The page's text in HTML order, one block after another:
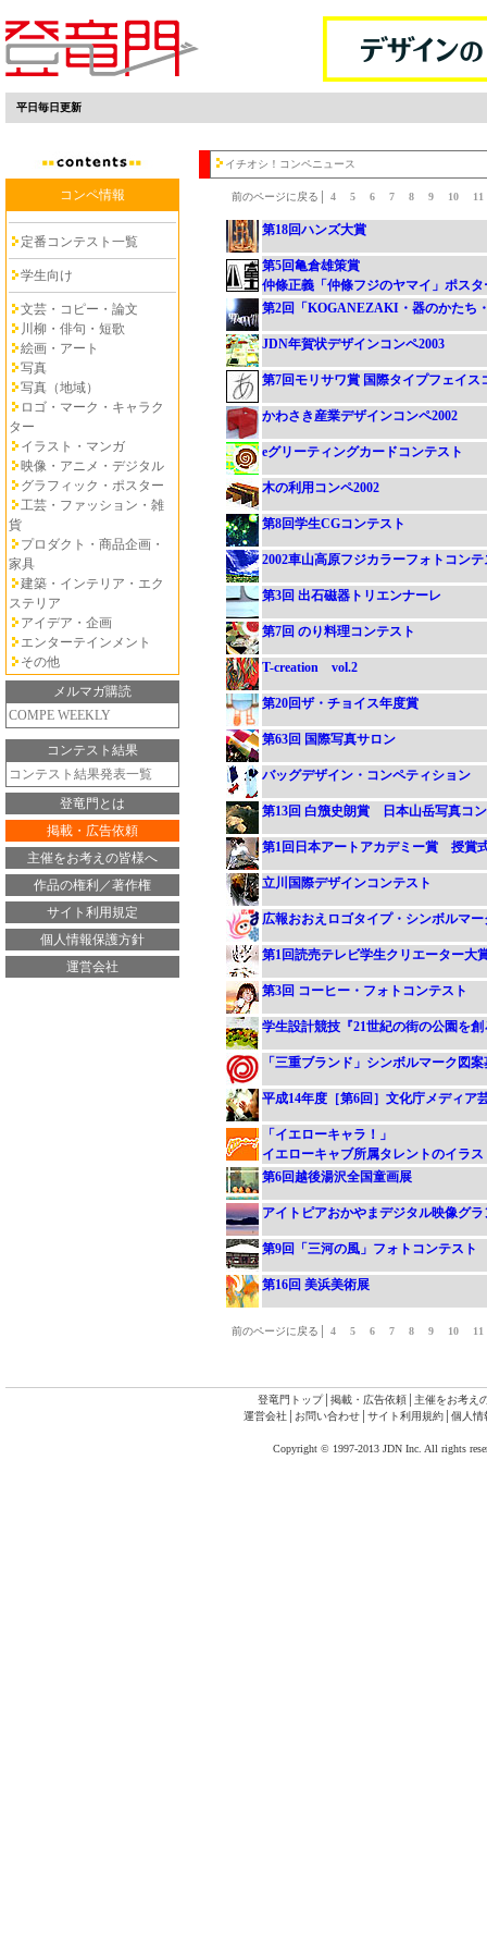
平日毎日更新
イチオシ！コンペニュース
コンペ情報
定番コンテスト一覧
学生向け
文芸・コピー・論文
川柳・俳句・短歌
絵画・アート
写真
写真（地域）
ロゴ・マーク・キャラク
ター
イラスト・マンガ
映像・アニメ・デジタル
グラフィック・ポスター
工芸・ファッション・雑
貨
プロダクト・商品企画・
家具
建築・インテリア・エク
ステリア
アイデア・企画
エンターテインメント
その他
メルマガ購読
COMPE WEEKLY
コンテスト結果
コンテスト結果発表一覧
登竜門とは
掲載・広告依頼
主催をお考えの皆様へ
作品の権利／著作権
サイト利用規定
個人情報保護方針
運営会社
前のページに戻る│ 4 5 6 7 8 9 10
第18回ハンズ大賞
第5回亀倉雄策賞
仲條正義「仲條フジのヤマイ」ポスタ
第2回「KOGANEZAKI・器のかたち
JDN年賀状デザインコンペ2003
第7回モリサワ賞 国際タイプフェイス
かわさき産業デザインコンペ2002
eグリーティングカードコンテスト
木の利用コンペ2002
第8回学生CGコンテスト
2002車山高原フジカラーフォトコンテ
第3回 出石磁器トリエンナーレ
第7回 のり料理コンテスト
T-creation vol.2
第20回ザ・チョイス年度賞
第63回 国際写真サロン
バッグデザイン・コンペティション
第13回 白籏史朗賞 日本山岳写真コ
第1回日本アートアカデミー賞 授賞
立川国際デザインコンテスト
広報おおえロゴタイプ・シンボルマー
第1回読売テレビ学生クリエーター大
第3回 コーヒー・フォトコンテスト
学生設計競技『21世紀の街の公園を創
「三重ブランド」シンボルマーク図
平成14年度［第6回］文化庁メディア
「イエローキャラ！」
イエローキャブ所属タレントのイラ
第6回越後湯沢全国童画展
アイトピアおかやまデジタル映像グラ
第9回「三河の風」フォトコンテスト
第16回 美浜美術展
前のページに戻る│ 4 5 6 7 8 9 10
登竜門トップ│ 掲載・広告依頼
主催をお考え
運営会社│ お問い合わせ│ サイト利用規約│ 個人情
Copyright © 1997-2013 JDN Inc. All rights